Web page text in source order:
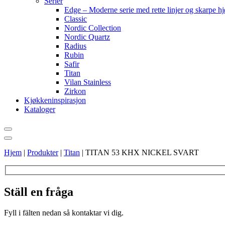
Edge – Moderne serie med rette linjer og skarpe
Classic
Nordic Collection
Nordic Quartz
Radius
Rubin
Safir
Titan
Vilan Stainless
Zirkon
Kjøkkeninspirasjon
Kataloger
Hjem | Produkter| Titan | TITAN 53 KHX NICKEL SVART
Ställ en fråga
Fyll i fälten nedan så kontaktar vi dig.